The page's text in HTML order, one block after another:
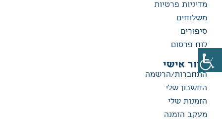
מדיניות פרטיות
משלוחים
סיפורים
לוח פרסום
אזור אישי
התחברות/הרשמה
החשבון שלי
הזמנות שלי
מעקב הזמנה